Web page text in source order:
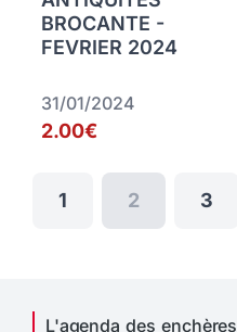
BROCANTE -
FEVRIER 2024
31/01/2024
2.00€
1 2 3
L'agenda des enchères